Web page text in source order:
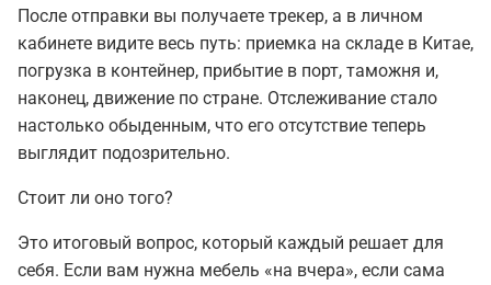
После отправки вы получаете трекер, а в личном
кабинете видите весь путь: приемка на складе в Китае,
погрузка в контейнер, прибытие в порт, таможня и,
наконец, движение по стране. Отслеживание стало
настолько обыденным, что его отсутствие теперь
выглядит подозрительно.
Стоит ли оно того?
Это итоговый вопрос, который каждый решает для
себя. Если вам нужна мебель «на вчера», если сама